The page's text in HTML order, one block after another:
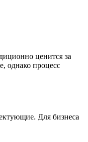
ценится за
однако процесс
Для бизнеса